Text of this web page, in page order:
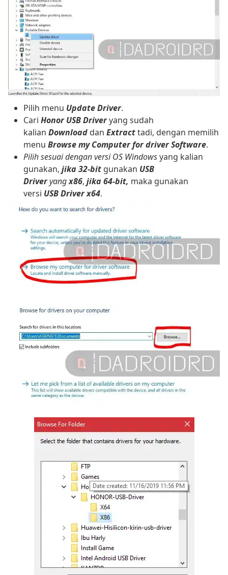
Pilih menu Update Driver.
Cari Honor USB Driveryang sudah
kalian Download dan Extracttadi, dengan memilih
menu Browse my Computer for driver Software.
Pilih sesuai dengan versi OS Windowsyang kalian
gunakan, jika 32-bit gunakan USB
Driveryangx86, jika 64-bit, maka gunakan
versi USB Driver x64.